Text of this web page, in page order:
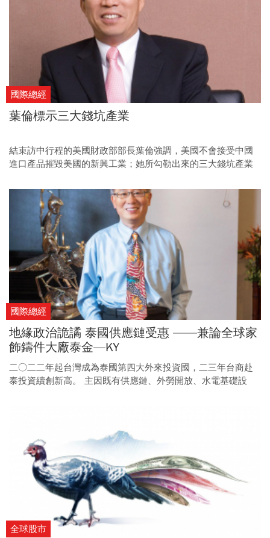
國際總經
葉倫標示三大錢坑產業
結束訪中行程的美國財政部部長葉倫強調，美國不會接受中國
進口產品摧毀美國的新興工業；她所勾勒出來的三大錢坑產業
國際總經
地緣政治詭譎 泰國供應鏈受惠 ——兼論全球家
飾鑄件大廠泰金—KY
二○二二年起台灣成為泰國第四大外來投資國，二三年台商赴
泰投資續創新高。 主因既有供應鏈、外勞開放、水電基礎設
全球股市